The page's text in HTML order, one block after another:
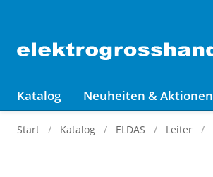
Katalog Neuheiten & Aktionen
Start Katalog ELDAS Leiter